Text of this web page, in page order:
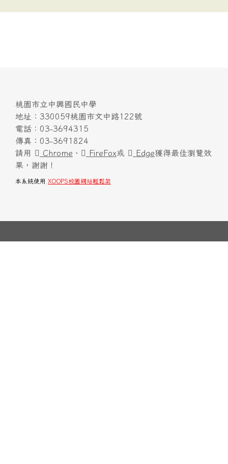
桃園市立中興國民中學
地址：330059桃園市文中路122號
電話：03-3694315
傳真：03-3691824
請用
Chrome 、 FireFox或 Edge獲得最佳瀏覽效
果，謝謝！
本系統使用 XOOPS校園網站輕鬆架